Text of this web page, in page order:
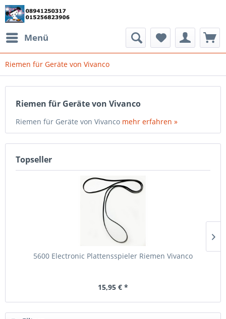
Menü
Riemen für Geräte von Vivanco
Riemen für Geräte von Vivanco
Riemen für Geräte von Vivanco mehr erfahren »
Topseller
5600 Electronic Plattensspieler Riemen Vivanco
15,95 € *